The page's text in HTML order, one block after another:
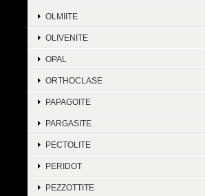
OLMIITE
OLIVENITE
OPAL
ORTHOCLASE
PAPAGOITE
PARGASITE
PECTOLITE
PERIDOT
PEZZOTTITE